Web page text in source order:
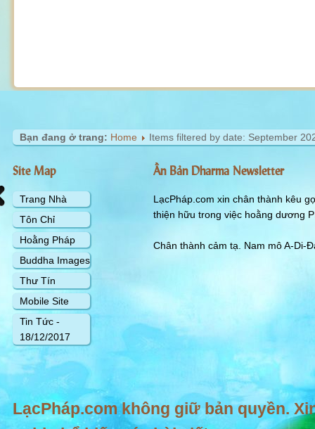
Bạn đang ở trang: Home Items filtered by date: September
Site Map
Trang Nhà
Tôn Chỉ
Hoằng Pháp
Buddha Images
Thư Tín
Mobile Site
Tin Tức -
18/12/2017
Ấn Bản Dharma Newsletter
LạcPháp.com xin chân thành kêu
thiện hữu trong việc hoằng dương
Chân thành cảm tạ. Nam mô A-Di-
LạcPháp.com không giữ bản quyền.